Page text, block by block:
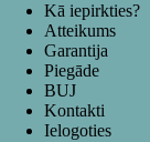
Kā iepirkties?
Atteikums
Garantija
Piegāde
BUJ
Kontakti
Ielogoties